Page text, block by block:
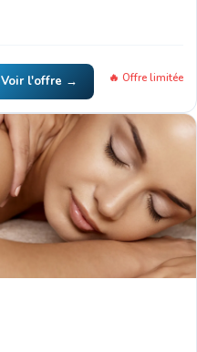
Voir l'offre → 🔥 Offre limitée